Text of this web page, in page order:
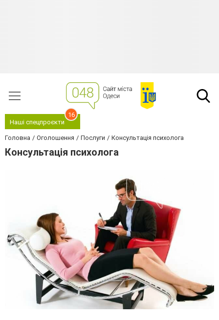
Наші спецпроєкти
16
Головна Оголошення Послуги Консультація психолога
Консультація психолога